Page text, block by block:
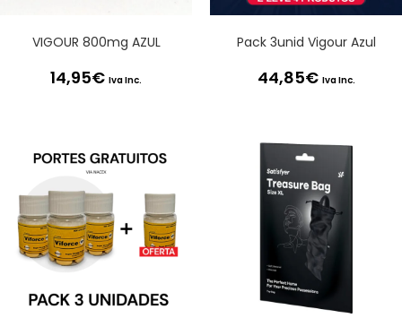
VIGOUR 800mg AZUL
14,95€ Iva Inc.
Pack 3unid Vigour Azul
44,85€ Iva Inc.